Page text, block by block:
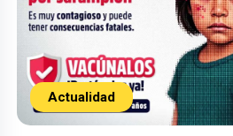
Actualidad